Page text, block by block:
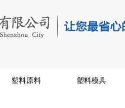
塑料原料 塑料模具